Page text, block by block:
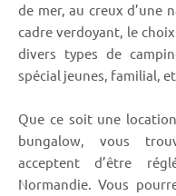
de mer, au creux d’une
cadre verdoyant, le
divers types de
spécial jeunes, familial,
Que ce soit une
bungalow, vous
acceptent d’être
Normandie. Vous